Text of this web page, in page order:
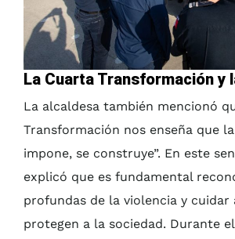
La Cuarta Transformación y
La alcaldesa también mencionó
Transformación nos enseña que
impone, se construye”. En este
explicó que es fundamental
profundas de la violencia y cuidar
protegen a la sociedad. Durante